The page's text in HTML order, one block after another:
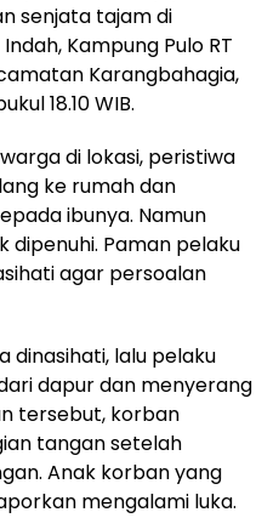
senjata tajam di
Kampung Pulo RT
Karangbahagia,
18.10 WIB.
di lokasi, peristiwa
ke rumah dan
ibunya. Namun
Paman pelaku
agar persoalan
dinasihati, lalu pelaku
dapur dan menyerang
tersebut, korban
tangan setelah
Anak korban yang
mengalami luka.